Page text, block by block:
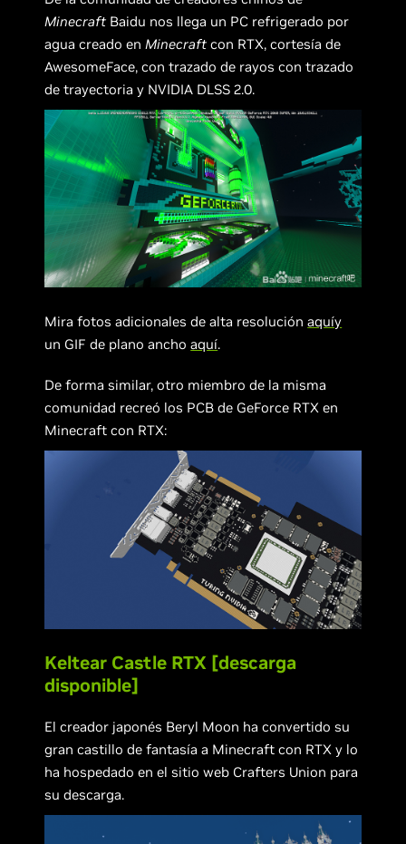
Minecraft Baidu nos llega un PC refrigerado por
agua creado en Minecraft con RTX, cortesía de
AwesomeFace, con trazado de rayos con trazado
de trayectoria y NVIDIA DLSS 2.0.
Mira fotos adicionales de alta resoluciónaquíy
un GIF de plano anchoaquí.
De forma similar, otro miembro de la misma
comunidad recreó los PCB de GeForce RTX en
Minecraft con RTX:
Keltear Castle RTX [descarga
disponible]
El creador japonés Beryl Moon ha convertido su
gran castillo de fantasía a Minecraft con RTX y lo
ha hospedado en el sitio web Crafters Union para
su descarga.